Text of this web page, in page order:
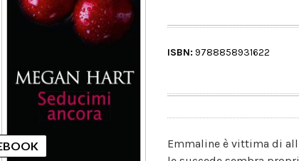
ISBN: 9788858931622
Emmaline è vittima di